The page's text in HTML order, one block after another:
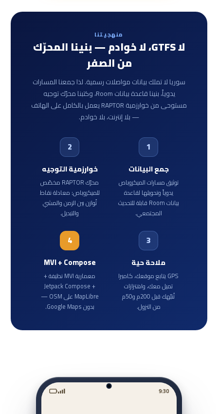
منهجيتنا
لا GTFS، لا خوادم — بنينا المحرّك
من الصفر
سوريا لا تملك بيانات مواصلات رسمية. لذا جمعنا المسارات
يدوياً، بنينا قاعدة بيانات Room، وكتبنا محرّك توجيه
مستوحى من خوارزمية RAPTOR يعمل بالكامل على الهاتف
— بلا إنترنت، بلا خوادم.
1
جمع البيانات
توثيق مسارات الميكروباص
يدوياً وتحويلها لقاعدة
بيانات Room قابلة للتحديث
المجتمعي.
2
خوارزمية التوجيه
محرّك RAPTOR مخصّص
للميكروباص: معادلة نقاط
تُوازن بين الزمن والمشي
والتبديل.
3
ملاحة حية
GPS يتابع موقعك، كاميرا
تميل معك، واهتزازات
تُنبّهك قبل 200م و50م
من النزول.
4
MVI + Compose
معمارية MVI نظيفة +
Jetpack Compose +
MapLibre على OSM —
بدون Google Maps.
9:30